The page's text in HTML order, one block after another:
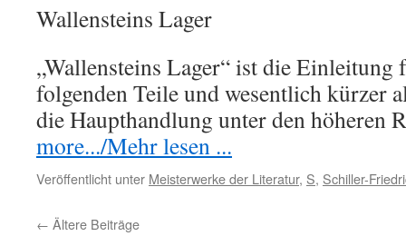
Wallensteins Lager
„Wallensteins Lager“ ist die Einleitung
folgenden Teile und wesentlich kürzer
die Haupthandlung unter den höheren
more.../Mehr lesen ...
Veröffentlicht unter Meisterwerke der Literatur, S, Schiller-
← Ältere Beiträge